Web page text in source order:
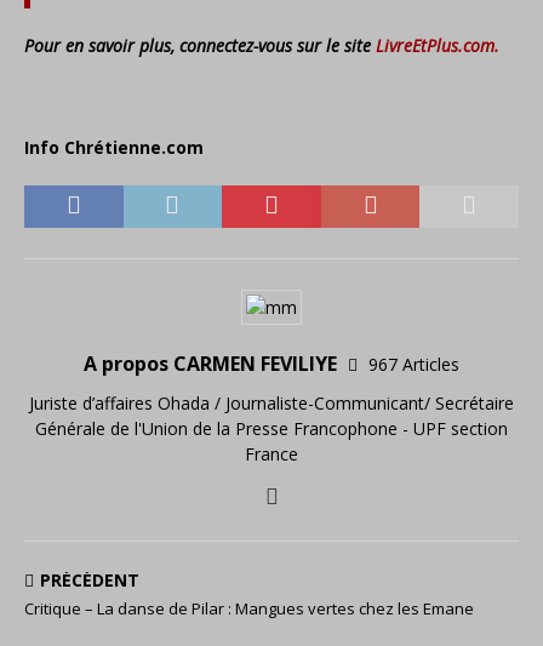
Pour en savoir plus, connectez-vous sur le site LivreEtPlus.com.
Info Chrétienne.com
A propos CARMEN FEVILIYE
967 Articles
Juriste d’affaires Ohada / Journaliste-Communicant/ Secrétaire
Générale de l'Union de la Presse Francophone - UPF section
France
PRÉCÉDENT
Critique – La danse de Pilar : Mangues vertes chez les Emane